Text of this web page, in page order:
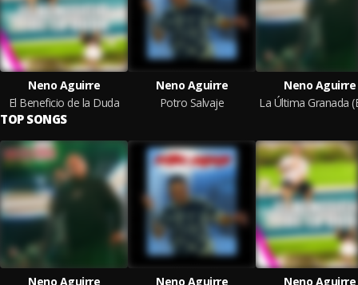
Neno Aguirre
El Beneficio de la Duda
Neno Aguirre
Potro Salvaje
Neno Aguirre
TOP SONGS
Neno Aguirre
Neno Aguirre
Neno Aguirre